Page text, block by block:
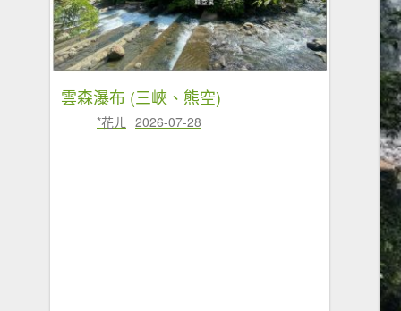
雲森瀑布 (三峽、熊空)
*花ㄦ 2026-07-28